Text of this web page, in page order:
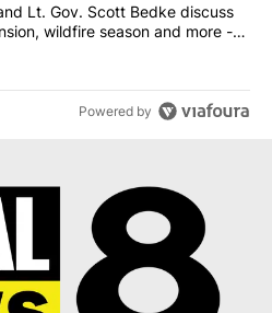
Brad Little and Lt. Gov. Scott
Lt. Gov. Scott Bedke discuss
wildfire season and more -
Powered by